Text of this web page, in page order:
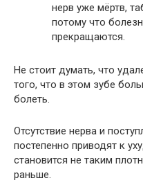
нерв уже мёртв,
потому что
прекращаются.
Не стоит думать, что
того, что в этом зубе
болеть.
Отсутствие нерва и
постепенно приводят к
становится не таким
раньше.